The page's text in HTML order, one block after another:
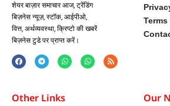
शेयर बाज़ार समाचार आज, ट्रेंडिंग
बिज़नेस न्यूज़, स्टॉक, आईपीओ,
वित्त, अर्थव्यवस्था, क्रिप्टो की खबरें
बिज़नेस टुडे पर प्राप्त करें।
Other Links Our